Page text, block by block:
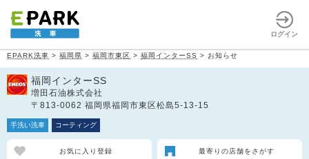
ログイン
EPARK洗車 > 福岡県 > 福岡市東区 > 福岡インターSS > お知らせ
福岡インターSS
増田石油株式会社
〒813-0062 福岡県福岡市東区松島5-13-15
手洗い洗車 コーティング
お気に入り登録 最寄りの店舗をさがす